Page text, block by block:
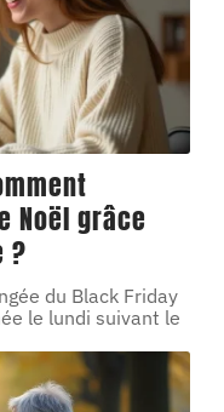
Noël grâce
?
du Black Friday
le lundi suivant le